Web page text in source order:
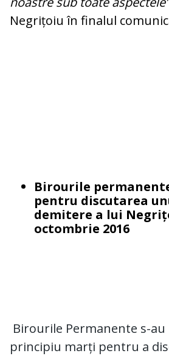
Negrițoiu în finalul
Birourile
pentru discutarea
demitere a lui
octombrie 2016
Birourile Permanente s-
principiu marți pentru a